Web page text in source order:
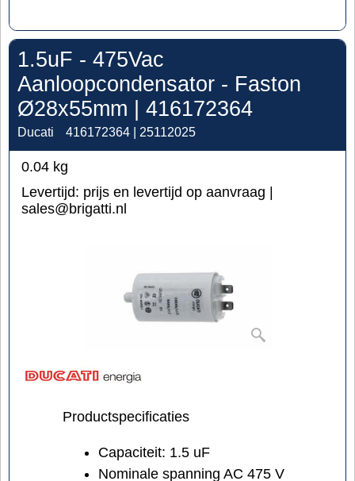
1.5uF - 475Vac
Aanloopcondensator - Faston
Ø28x55mm | 416172364
Ducati 416172364 | 25112025
0.04 kg
Levertijd: prijs en levertijd op aanvraag |
sales@brigatti.nl
Productspecificaties
Capaciteit: 1.5 uF
Nominale spanning AC 475 V